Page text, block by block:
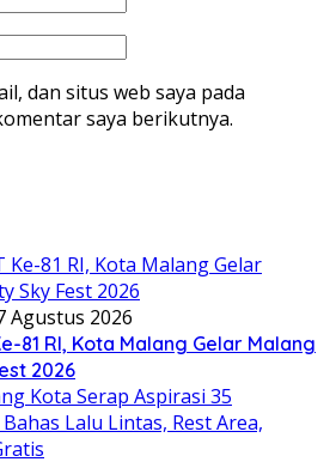
dan situs web saya pada
saya berikutnya.
Agustus 2026
81 RI, Kota Malang Gelar Malang
2026